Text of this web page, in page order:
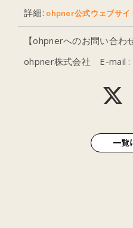
詳細: ohpner公式ウェブサイ
【ohpnerへのお問い合わ
ohpner株式会社 E-mail
一覧